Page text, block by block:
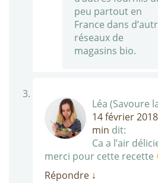
peu partout en
France dans
réseaux de
magasins bio.
Léa (Savoure
14 février
min dit:
Ca a l’air
merci pour cette recette
Répondre ↓